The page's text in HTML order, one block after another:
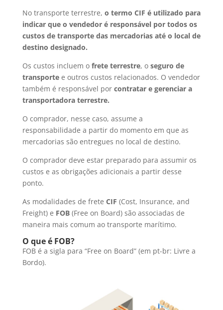
No transporte terrestre, o termo CIF é utilizado para
indicar que o vendedor é responsável por todos os
custos de transporte das mercadorias até o local de
destino designado.
Os custos incluem o frete terrestre, o seguro de
transportee outros custos relacionados. O vendedor
também é responsável por contratar e gerenciar a
transportadora terrestre.
O comprador, nesse caso, assume a
responsabilidade a partir do momento em que as
mercadorias são entregues no local de destino.
O comprador deve estar preparado para assumir os
custos e as obrigações adicionais a partir desse
ponto.
As modalidades de frete CIF (Cost, Insurance, and
Freight) e FOB (Free on Board) são associadas de
maneira mais comum ao transporte marítimo.
O que é FOB?
FOB é a sigla para “Free on Board” (em pt-br: Livre a
Bordo).